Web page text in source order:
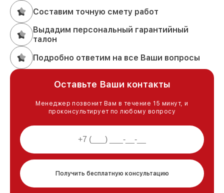
Составим точную смету работ
Выдадим персональный гарантийный
талон
Подробно ответим на все Ваши вопросы
Оставьте Ваши контакты
Менеджер позвонит Вам в течение 15 минут, и
проконсультирует по любому вопросу
Получить бесплатную консультацию